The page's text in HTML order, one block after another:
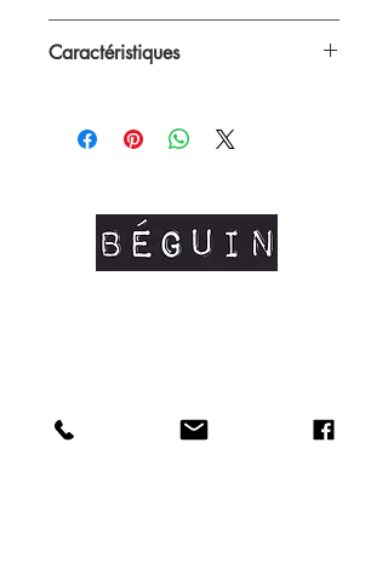
mais nous recommandons néanmoins un
Caractéristiques
Unisex (convient aux femmes et aux
hommes)
organique certifié OCS #coton bio
Manches courtes
Coutures latérales